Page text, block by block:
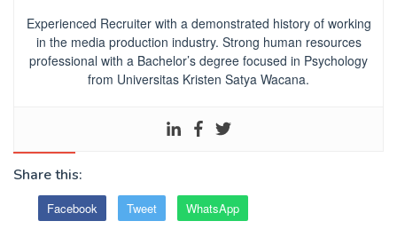
Experienced Recruiter with a demonstrated history of working
in the media production industry. Strong human resources
professional with a Bachelor’s degree focused in Psychology
from Universitas Kristen Satya Wacana.
Share this:
Facebook Tweet WhatsApp